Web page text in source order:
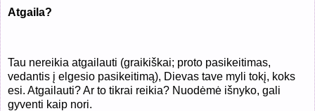
Atgaila?
Tau nereikia atgailauti (graikiškai; proto pasikeitimas,
vedantis į elgesio pasikeitimą), Dievas tave myli tokį, koks
esi. Atgailauti? Ar to tikrai reikia? Nuodėmė išnyko, gali
gyventi kaip nori.